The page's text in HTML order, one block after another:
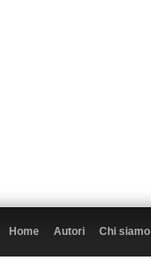
Home Autori Chi siamo